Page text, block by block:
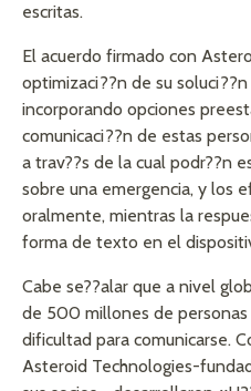
escritas.
El acuerdo firmado con
optimizaci??n de su
incorporando opciones
comunicaci??n de estas
a trav??s de la cual podr??n
sobre una emergencia, y los
oralmente, mientras la
forma de texto en el
Cabe se??alar que a nivel
de 500 millones de
dificultad para comunicarse.
Asteroid Technologies-